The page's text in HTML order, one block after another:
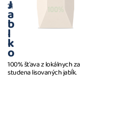
J
a
b
l
k
o
1 l
100% šťava z lokálnych za
studena lisovaných jabĺk.